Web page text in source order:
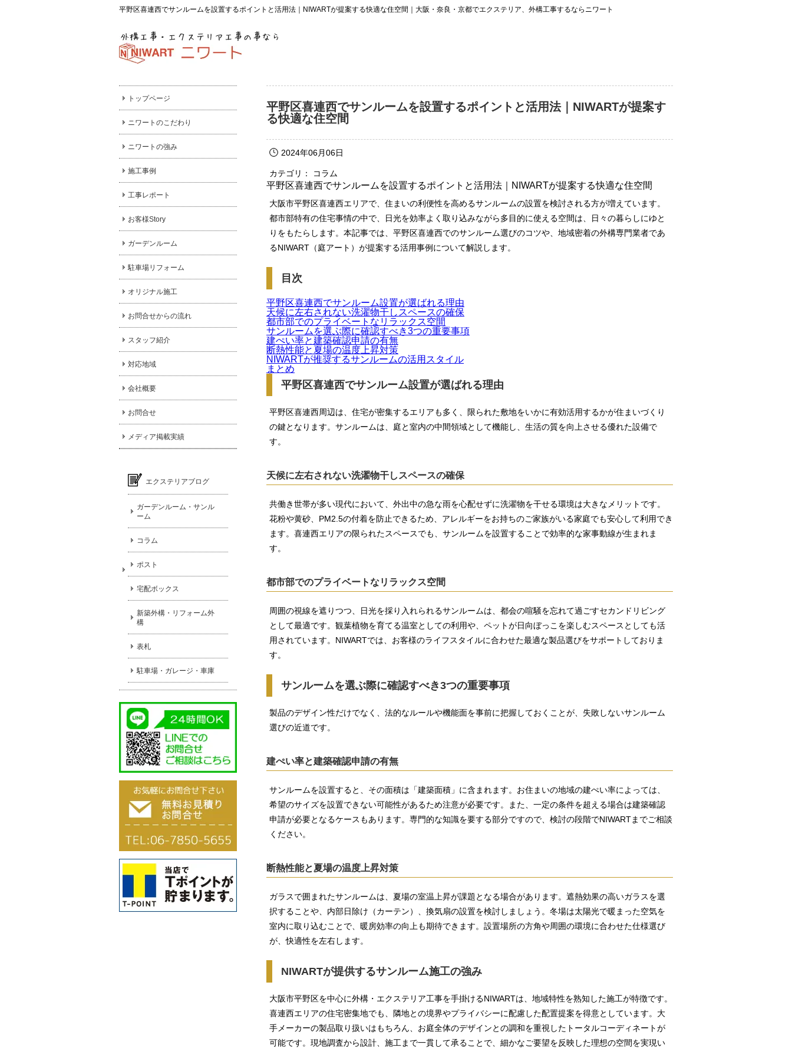
平野区喜連西でサンルームを設置するポイントと活用法｜NIWARTが提案する快適な住空間｜大阪・奈良・京都でエクステリア、外構工事するならニワート
トップページ
ニワートのこだわり
ニワートの強み
施工事例
工事レポート
お客様Story
ガーデンルーム
駐車場リフォーム
オリジナル施工
お問合せからの流れ
スタッフ紹介
対応地域
会社概要
お問合せ
メディア掲載実績
エクステリアブログ
ガーデンルーム・サンル
ーム
コラム
ポスト
宅配ボックス
新築外構・リフォーム外
構
表札
駐車場・ガレージ・車庫
平野区喜連西でサンルームを設置するポイントと活用法｜NIWARTが提案す
る快適な住空間
2024年06月06日
カテゴリ： コラム
平野区喜連西でサンルームを設置するポイントと活用法｜NIWARTが提案する快適な住空間
大阪市平野区喜連西エリアで、住まいの利便性を高めるサンルームの設置を検討される方が増えています。
都市部特有の住宅事情の中で、日光を効率よく取り込みながら多目的に使える空間は、日々の暮らしにゆと
りをもたらします。本記事では、平野区喜連西でのサンルーム選びのコツや、地域密着の外構専門業者であ
るNIWART（庭アート）が提案する活用事例について解説します。
目次
平野区喜連西でサンルーム設置が選ばれる理由
天候に左右されない洗濯物干しスペースの確保
都市部でのプライベートなリラックス空間
サンルームを選ぶ際に確認すべき3つの重要事項
建ぺい率と建築確認申請の有無
断熱性能と夏場の温度上昇対策
NIWARTが推奨するサンルームの活用スタイル
まとめ
平野区喜連西でサンルーム設置が選ばれる理由
平野区喜連西周辺は、住宅が密集するエリアも多く、限られた敷地をいかに有効活用するかが住まいづくり
の鍵となります。サンルームは、庭と室内の中間領域として機能し、生活の質を向上させる優れた設備で
す。
天候に左右されない洗濯物干しスペースの確保
共働き世帯が多い現代において、外出中の急な雨を心配せずに洗濯物を干せる環境は大きなメリットです。
花粉や黄砂、PM2.5の付着を防止できるため、アレルギーをお持ちのご家族がいる家庭でも安心して利用でき
ます。喜連西エリアの限られたスペースでも、サンルームを設置することで効率的な家事動線が生まれま
す。
都市部でのプライベートなリラックス空間
周囲の視線を遮りつつ、日光を採り入れられるサンルームは、都会の喧騒を忘れて過ごすセカンドリビング
として最適です。観葉植物を育てる温室としての利用や、ペットが日向ぼっこを楽しむスペースとしても活
用されています。NIWARTでは、お客様のライフスタイルに合わせた最適な製品選びをサポートしておりま
す。
サンルームを選ぶ際に確認すべき3つの重要事項
製品のデザイン性だけでなく、法的なルールや機能面を事前に把握しておくことが、失敗しないサンルーム
選びの近道です。
建ぺい率と建築確認申請の有無
サンルームを設置すると、その面積は「建築面積」に含まれます。お住まいの地域の建ぺい率によっては、
希望のサイズを設置できない可能性があるため注意が必要です。また、一定の条件を超える場合は建築確認
申請が必要となるケースもあります。専門的な知識を要する部分ですので、検討の段階でNIWARTまでご相談
ください。
断熱性能と夏場の温度上昇対策
ガラスで囲まれたサンルームは、夏場の室温上昇が課題となる場合があります。遮熱効果の高いガラスを選
択することや、内部日除け（カーテン）、換気扇の設置を検討しましょう。冬場は太陽光で暖まった空気を
室内に取り込むことで、暖房効率の向上も期待できます。設置場所の方角や周囲の環境に合わせた仕様選び
が、快適性を左右します。
NIWARTが提供するサンルーム施工の強み
大阪市平野区を中心に外構・エクステリア工事を手掛けるNIWARTは、地域特性を熟知した施工が特徴です。
喜連西エリアの住宅密集地でも、隣地との境界やプライバシーに配慮した配置提案を得意としています。大
手メーカーの製品取り扱いはもちろん、お庭全体のデザインとの調和を重視したトータルコーディネートが
可能です。現地調査から設計、施工まで一貫して承ることで、細かなご要望を反映した理想の空間を実現い